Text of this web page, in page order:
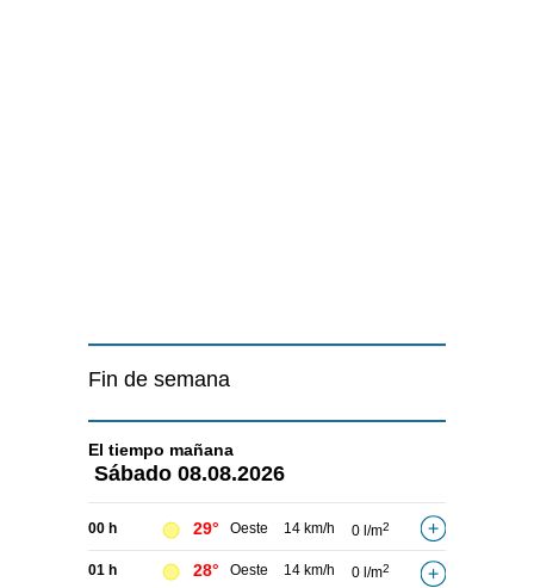
Fin de semana
El tiempo mañana
Sábado 08.08.2026
00 h 29° Oeste 14 km/h 0 l/m2
01 h 28° Oeste 14 km/h 0 l/m2